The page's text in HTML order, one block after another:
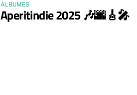
ÁLBUMES
Aperitindie 2025 🎶🌆🎸🎤